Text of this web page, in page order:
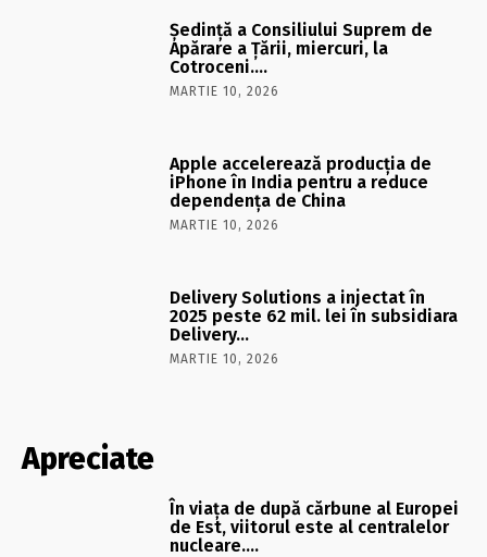
Şedinţă a Consiliului Suprem de
Apărare a Ţării, miercuri, la
Cotroceni….
MARTIE 10, 2026
Apple accelerează producția de
iPhone în India pentru a reduce
dependența de China
MARTIE 10, 2026
Delivery Solutions a injectat în
2025 peste 62 mil. lei în subsidiara
Delivery…
MARTIE 10, 2026
Apreciate
În viaţa de după cărbune al Europei
de Est, viitorul este al centralelor
nucleare….